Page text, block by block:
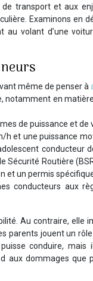
de transport et aux
Examinons en
au volant d’une
même de penser à
notamment en matière
de puissance et de
h et une puissance
conducteur
Sécurité Routière
et un permis
conducteurs aux
Au contraire, elle
parents jouent un rôle
conduire, mais
aux dommages que